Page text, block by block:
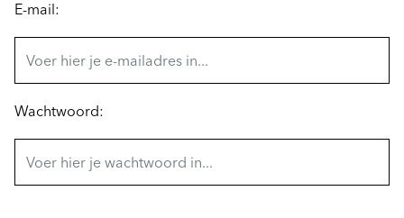
E-mail:
Wachtwoord: